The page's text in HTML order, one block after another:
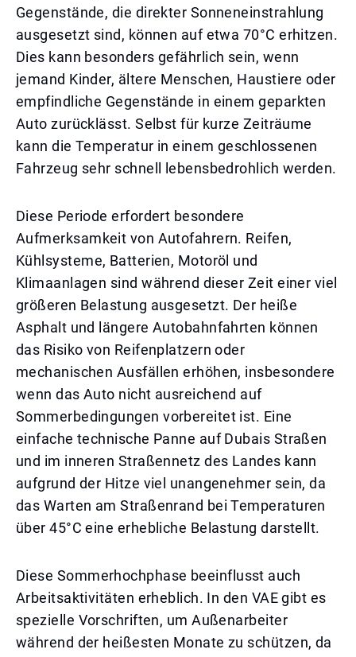
Gegenstände, die direkter Sonneneinstrahlung
ausgesetzt sind, können auf etwa 70°C erhitzen.
Dies kann besonders gefährlich sein, wenn
jemand Kinder, ältere Menschen, Haustiere oder
empfindliche Gegenstände in einem geparkten
Auto zurücklässt. Selbst für kurze Zeiträume
kann die Temperatur in einem geschlossenen
Fahrzeug sehr schnell lebensbedrohlich werden.
Diese Periode erfordert besondere
Aufmerksamkeit von Autofahrern. Reifen,
Kühlsysteme, Batterien, Motoröl und
Klimaanlagen sind während dieser Zeit einer viel
größeren Belastung ausgesetzt. Der heiße
Asphalt und längere Autobahnfahrten können
das Risiko von Reifenplatzern oder
mechanischen Ausfällen erhöhen, insbesondere
wenn das Auto nicht ausreichend auf
Sommerbedingungen vorbereitet ist. Eine
einfache technische Panne auf Dubais Straßen
und im inneren Straßennetz des Landes kann
aufgrund der Hitze viel unangenehmer sein, da
das Warten am Straßenrand bei Temperaturen
über 45°C eine erhebliche Belastung darstellt.
Diese Sommerhochphase beeinflusst auch
Arbeitsaktivitäten erheblich. In den VAE gibt es
spezielle Vorschriften, um Außenarbeiter
während der heißesten Monate zu schützen, da